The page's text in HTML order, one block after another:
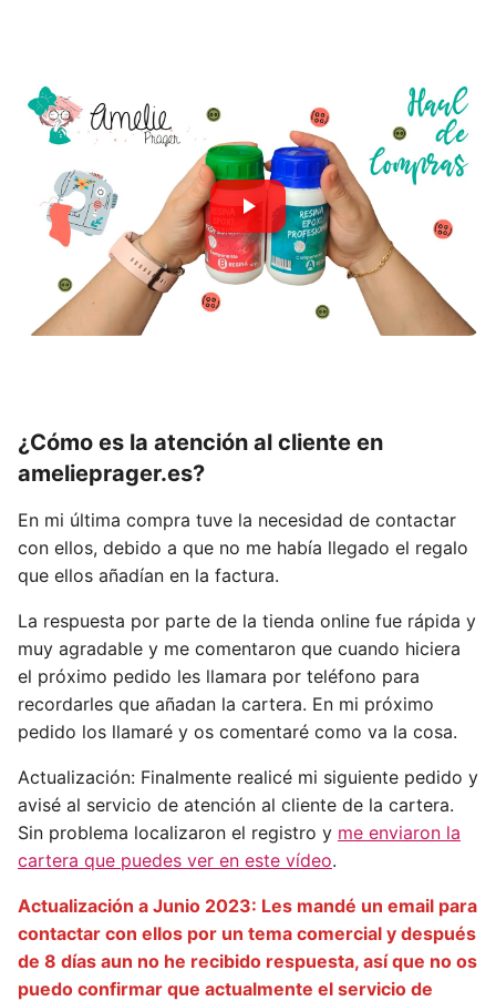
¿Cómo es la atención al cliente en
amelieprager.es?
En mi última compra tuve la necesidad de contactar
con ellos, debido a que no me había llegado el regalo
que ellos añadían en la factura.
La respuesta por parte de la tienda online fue rápida y
muy agradable y me comentaron que cuando hiciera
el próximo pedido les llamara por teléfono para
recordarles que añadan la cartera. En mi próximo
pedido los llamaré y os comentaré como va la cosa.
Actualización: Finalmente realicé mi siguiente pedido y
avisé al servicio de atención al cliente de la cartera.
Sin problema localizaron el registro y me enviaron la
cartera que puedes ver en este vídeo.
Actualización a Junio 2023: Les mandé un email para
contactar con ellos por un tema comercial y después
de 8 días aun no he recibido respuesta, así que no os
puedo confirmar que actualmente el servicio de